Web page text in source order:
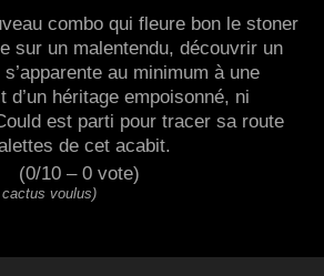
combo qui fleure bon le stoner
sur un malentendu, découvrir un
au minimum à une
héritage empoisonné, ni
est parti pour tracer sa route
de cet acabit.
(0/10 – 0 vote)
voulus)